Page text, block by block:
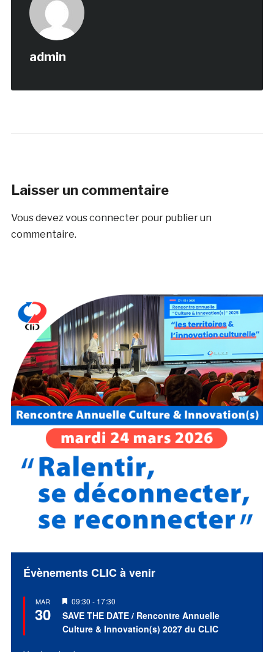
admin
Laisser un commentaire
Vous devezvous connecterpour publier un
commentaire.
Évènements CLIC à venir
MAR
30
Mis
en
avant
09:30 - 17:30
SAVE THE DATE / Rencontre Annuelle
Culture & Innovation(s) 2027 du CLIC